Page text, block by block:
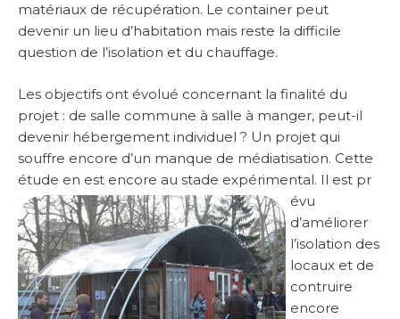
matériaux de récupération. Le container peut
devenir un lieu d’habitation mais reste la difficile
question de l’isolation et du chauffage.
Les objectifs ont évolué concernant la finalité du
projet : de salle commune à salle à manger, peut-il
devenir hébergement individuel ? Un projet qui
souffre encore d’un manque de médiatisation. Cette
étude en est encore au stade expérimental. Il est pr
évu
d’améliorer
l’isolation des
locaux et de
contruire
encore